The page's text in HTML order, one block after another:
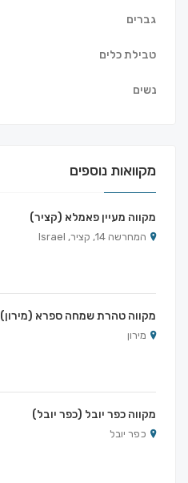
גברים
טבילת כלים
נשים
מקוואות נוספים
מקווה מעיין פאמלא (קציר)
המחרשה 14, קציר, Israel
מקווה טהרת שמחה ספרא (מירון)
מירון
מקווה כפר יובל (כפר יובל)
כפר יובל